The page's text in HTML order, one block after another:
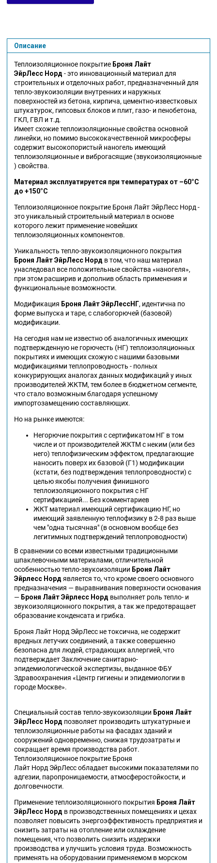
Описание
Теплоизоляционное покрытие Броня Лайт
ЭйрЛесс Норд - это инновационный материал для
строительных и отделочных работ, предназначенный для
тепло-звукоизоляции внутренних и наружных
поверхностей из бетона, кирпича, цементно-известковых
штукатурок, гипсовых блоков и плит, газо- и пенобетона,
ГКЛ, ГВЛ и т.д.
Имеет схожие теплоизоляционные свойства основной
линейки, но помимо высококачественной микросферы
содержит высокопористый наногель имеющий
теплоизоляционные и виброгасящие (звукоизоляционные
) свойства.
Материал эксплуатируется при температурах от –60°С
до +150°С
Теплоизоляционное покрытие Броня Лайт ЭйрЛесс Норд -
это уникальный строительный материал в основе
которого лежит применение новейших
теплоизоляционных компонентов.
Уникальность тепло-звукоизоляционного покрытия
Броня ЛайтЭйрЛесс Норд в том, что наш материал
унаследовал все положительные свойства «наногеля»,
при этом расширив и дополнив область применения и
функциональные возможности.
Модификация Броня Лайт ЭйрЛессНГ, идентична по
форме выпуска и таре, с слабогорючей (базовой)
модификации.
На сегодня нам не известно об аналогичных имеющих
подтвержденную не горючесть (НГ) теплоизоляционных
покрытиях и имеющих схожую с нашими базовыми
модификациями теплопроводность - полных
конкурирующих аналогах данных модификаций у иных
производителей ЖКТМ, тем более в бюджетном сегменте,
что стало возможным благодаря успешному
импортозамещению составляющих.
Но на рынке имеются:
Негорючие покрытия с сертификатом НГ в том
числе и от производителей ЖКТМ с неким (или без
него) теплофизическим эффектом, предлагающие
наносить поверх их базовой (Г1) модификации
(кстати, без подтверждения теплопроводности) с
целью якобы получения финишного
теплоизоляционного покрытия с НГ
сертификацией... Без комментариев
ЖКТ материал имеющий сертификацию НГ, но
имеющий заявленную теплофизику в 2-8 раз выше
чем "одна тысячная" (в основном вообще без
легитимных подтверждений теплопроводности)
В сравнении со всеми известными традиционными
шпаклевочными материалами, отличительной
особенностью тепло-звукоизоляции Броня Лайт
Эйрлесс Норд является то, что кроме своего основного
предназначения — выравнивания поверхности основания
— Броня Лайт Эйрлесс Норд выполняет роль тепло- и
звукоизоляционного покрытия, а так же предотвращает
образование конденсата и грибка.
Броня Лайт Норд ЭйрЛесс не токсична, не содержит
вредных летучих соединений, а также совершенно
безопасна для людей, страдающих аллергией, что
подтверждает Заключение санитарно-
эпидемиологической экспертизы, выданное ФБУ
Здравоохранения «Центр гигиены и эпидемиологии в
городе Москве».
Специальный состав тепло-звукоизоляции Броня Лайт
ЭйрЛесс Норд позволяет производить штукатурные и
теплоизоляционные работы на фасадах зданий и
сооружений одновременно, снижая трудозатраты и
сокращает время производства работ.
Теплоизоляционное покрытие Броня
Лайт Норд ЭйрЛесс обладает высокими показателями по
адгезии, паропроницаемости, атмосферостойкости, и
долговечности.
Применение теплоизоляционного покрытия Броня Лайт
ЭйрЛесс Норд в производственных помещениях и цехах
позволяет повысить энергоэффективность предприятия и
снизить затраты на отопление или охлаждение
помещения, что позволить снизить издержки
производства и улучшить условия труда. Возможность
применять на оборудовании применяемом в морском